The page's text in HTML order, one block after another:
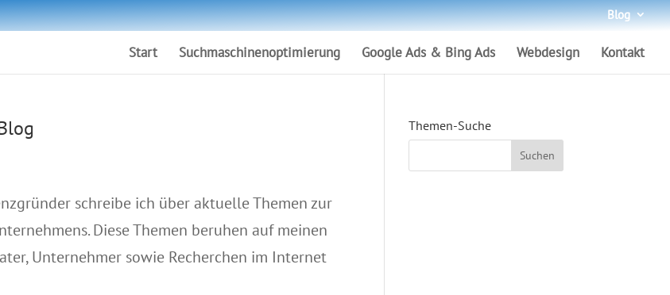
Blog
Start Suchmaschinenoptimierung Google Ads & Bing Ads Webdesign Kontakt
schreibe ich über aktuelle Themen zur
Diese Themen beruhen auf meinen
Unternehmer sowie Recherchen im Internet
Themen-Suche